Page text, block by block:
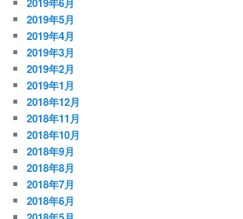
2019年5月
2019年4月
2019年3月
2019年2月
2019年1月
2018年12月
2018年11月
2018年10月
2018年9月
2018年8月
2018年7月
2018年6月